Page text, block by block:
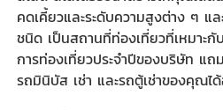
คดเคี้ยวและระดับความสูงต่าง ๆ แ
ชนิด เป็นสถานที่ท่องเที่ยวที่เหมาะ
การท่องเที่ยวประจำปีของบริษัท แ
รถมินิบัส เช่า และรถตู้เช่าของคุณไ